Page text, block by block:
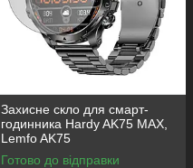
Захисне скло для смарт-
годинника Hardy AK75 MAX,
Lemfo AK75
Готово до відправки